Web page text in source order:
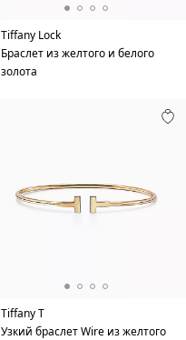
Tiffany Lock
Браслет из желтого и белого
золота
Tiffany T
Узкий браслет Wire из желтого